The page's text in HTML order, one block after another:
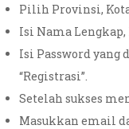
Pilih Provinsi,
Isi Nama Lengkap,
Isi Password
“Registrasi”.
Setelah sukses
Masukkan email